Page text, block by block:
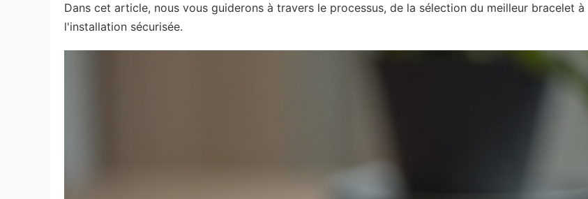
Dans cet article, nous vous guiderons à travers le processus, de la sélection du meilleur bracelet à
l'installation sécurisée.